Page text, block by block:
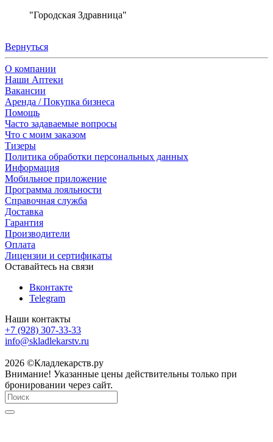
"Городская Здравница"
Вернуться
О компании
Наши Аптеки
Вакансии
Аренда / Покупка бизнеса
Помощь
Часто задаваемые вопросы
Что с моим заказом
Тизеры
Политика обработки персональных данных
Информация
Мобильное приложение
Программа лояльности
Справочная служба
Доставка
Гарантия
Производители
Оплата
Лицензии и сертификаты
Оставайтесь на связи
Вконтакте
Telegram
Наши контакты
+7 (928) 307-33-33
info@skladlekarstv.ru
2026 ©Кладлекарств.ру
Внимание! Указанные цены действительны только при
бронировании через сайт.